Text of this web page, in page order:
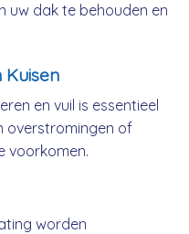
uw dak te behouden en
en vuil is essentieel
overstromingen of
voorkomen.
worden